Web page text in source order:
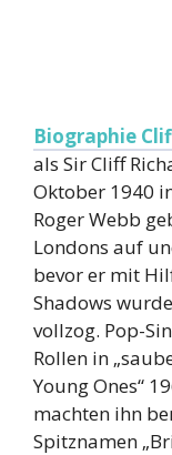
Biographie
als Sir Cliff
Oktober 1940
Roger Webb
Londons auf
bevor er mit
Shadows
vollzog. Pop-
Rollen in
Young Ones“
machten ihn
Spitznamen